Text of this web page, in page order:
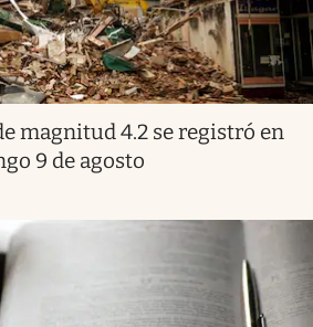
magnitud 4.2 se registró en
9 de agosto